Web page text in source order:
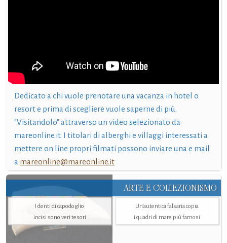
Dedicato a chi vuole prenotare una vacanza in hotel o
resort e prima di scegliere vuole saperne di più.
"Visitandolo" attraverso un video selezionato da
mareonline.it. I titolari di alberghi e villaggi interessati a
mettere on line propri filmati possono inviare una e mail
a mareonline@mareonline.it
ARTE E COLLEZIONISMO
I denti di capodoglio
incisi sono veri tesori
Un’autentica falsaria copia
i quadri di mare più famosi